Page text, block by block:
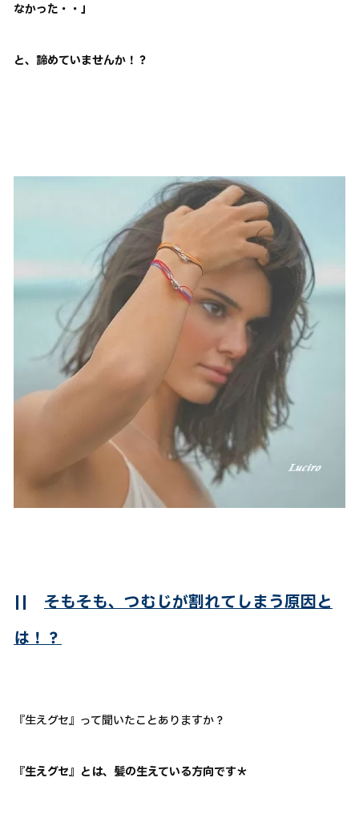
なかった・・」
と、諦めていませんか！？
|| そもそも、つむじが割れてしまう原因と
は！？
『生えグセ』って聞いたことありますか？
『生えグセ』とは、髪の生えている方向です＊